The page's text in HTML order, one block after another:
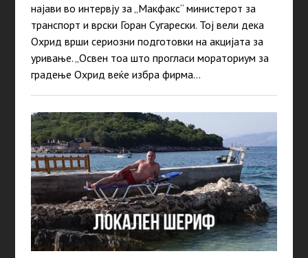
најави во интервју за „Макфакс“ министерот за
транспорт и врски Горан Сугарески. Тој вели дека
Охрид врши сериозни подготовки на акцијата за
уривање. „Освен тоа што прогласи мораториум за
градење Охрид веќе избра фирма…